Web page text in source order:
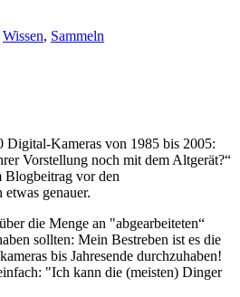
Wissen, Sammeln
Digital-Kameras von 1985 bis 2005:
Vorstellung noch mit dem Altgerät?“
Blogbeitrag vor den
genauer.
die Menge an "abgearbeiteten“
sollten: Mein Bestreben ist es die
bis Jahresende durchzuhaben!
"Ich kann die (meisten) Dinger